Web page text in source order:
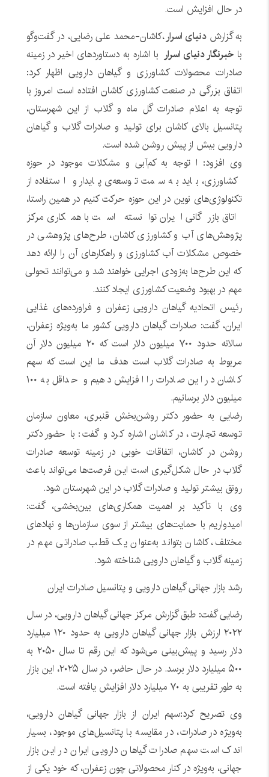
در حال افزایش است.
به گزارش دنیای اسرار،کاشان-محمد علی رضایی، در گفت‌وگو
با خبرنگار دنیای اسرار با اشاره به دستاوردهای اخیر در زمینه
صادرات محصولات کشاورزی و گیاهان دارویی اظهار کرد:
اتفاق بزرگی در صنعت کشاورزی کاشان افتاده است امروز با
توجه به اعلام صادرات گل ماه و گلاب از این شهرستان،
پتانسیل بالای کاشان برای تولید و صادرات گلاب و گیاهان
دارویی بیش از پیش روشن شده است.
وی افزود: ا توجه به کم‌آبی و مشکلات موجود در حوزه
کشاورزی، باید به سمت توسعه‌ی پایدار و استفاده از
تکنولوژی‌های نوین در این حوزه حرکت کنیم در همین راستا،
اتاق بازرگانی ایران توانسته است با همکاری مرکز
پژوهش‌های آب و کشاورزی کاشان، طرح‌های پژوهشی در
خصوص مشکلات آب کشاورزی و راهکارهای آن را ارائه دهد
که این طرح‌ها به‌زودی اجرایی خواهند شد و می‌توانند تحولی
مهم در بهبود وضعیت کشاورزی ایجاد کنند.
رئیس اتحادیه گیاهان دارویی زعفران و فراورده‌های غذایی
ایران، گفت: صادرات گیاهان دارویی کشور ما به‌ویژه زعفران،
سالانه حدود ۷۰۰ میلیون دلار است که ۲۰ میلیون دلار آن
مربوط به صادرات گلاب است هدف ما این است که سهم
کاشان در این صادرات را افزایش دهیم و حداقل به ۱۰۰
میلیون دلار برسانیم.
رضایی به حضور دکتر روشن‌بخش قنبری، معاون سازمان
توسعه تجارت، در کاشان اشاره کرد و گفت: با حضور دکتر
روشن در کاشان، اتفاقات خوبی در زمینه توسعه صادرات
گلاب در حال شکل‌گیری است این فرصت‌ها می‌تواند باعث
رونق بیشتر تولید و صادرات گلاب در این شهرستان شود.
وی با تأکید بر اهمیت همکاری‌های بین‌بخشی، گفت:
امیدواریم با حمایت‌های بیشتر از سوی سازمان‌ها و نهادهای
مختلف، کاشان بتواند به‌عنوان یک قطب صادراتی مهم در
زمینه گلاب و گیاهان دارویی شناخته شود.
رشد بازار جهانی گیاهان دارویی و پتانسیل صادرات ایران
رضایی گفت: طبق گزارش مرکز جهانی گیاهان دارویی، در سال
۲۰۲۲ ارزش بازار جهانی گیاهان دارویی به حدود ۱۲۰ میلیارد
دلار رسید و پیش‌بینی می‌شود که این رقم تا سال ۲۰۵۰ به
۵۰۰ میلیارد دلار برسد. در حال حاضر، در سال ۲۰۲۵، این بازار
به طور تقریبی به ۷۰ میلیارد دلار افزایش یافته است.
وی تصریح کرد:سهم ایران از بازار جهانی گیاهان دارویی،
به‌ویژه در صادرات، در مقایسه با پتانسیل‌های موجود، بسیار
اندک است سهم صادرات گیاهان دارویی ایران در این بازار
جهانی، به‌ویژه در کنار محصولاتی چون زعفران، که خود یکی از